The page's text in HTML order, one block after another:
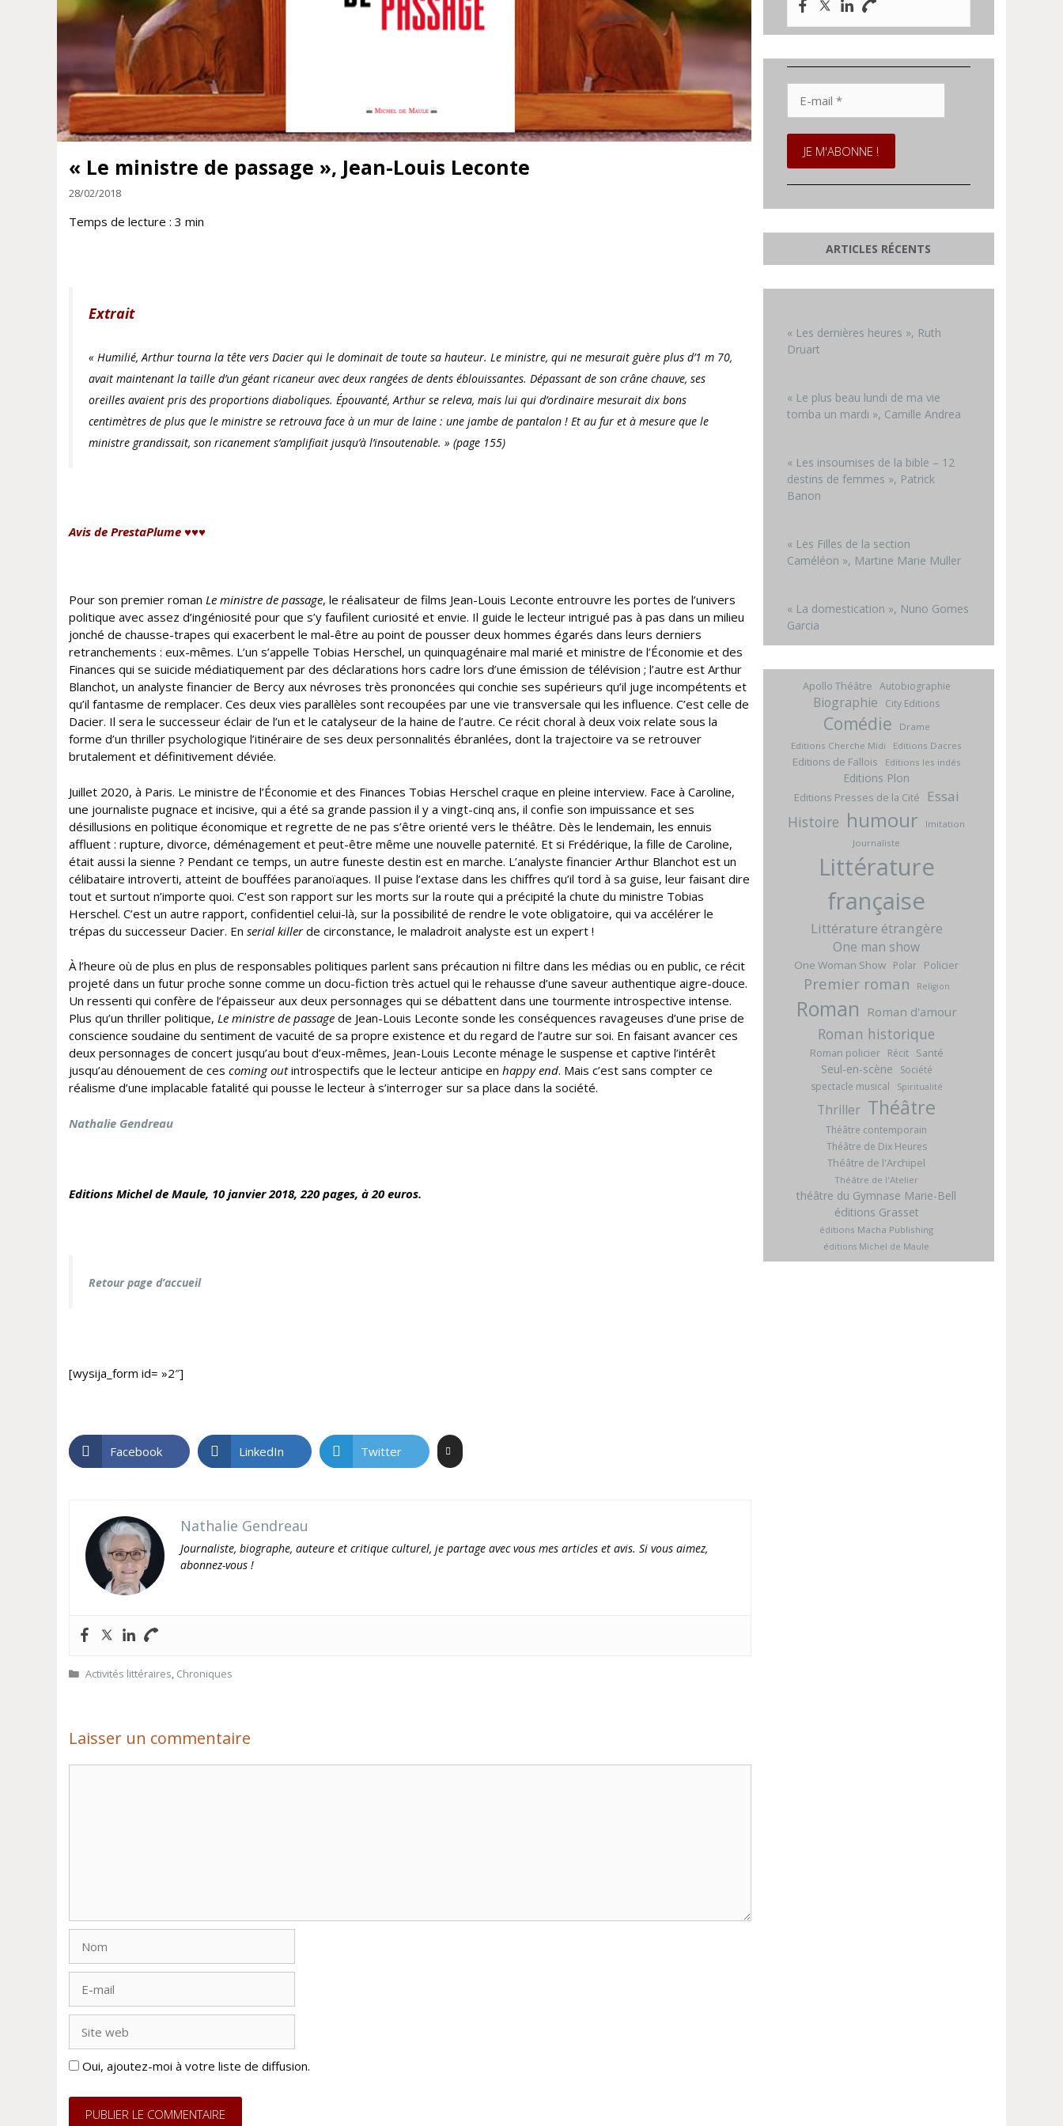
« Le ministre de passage », Jean-Louis Leconte
28/02/2018
Temps de lecture : 3 min
Extrait
« Humilié, Arthur tourna la tête vers Dacier qui le dominait de toute sa hauteur. Le ministre, qui ne mesurait guère plus d’1 m 70,
avait maintenant la taille d’un géant ricaneur avec deux rangées de dents éblouissantes. Dépassant de son crâne chauve, ses
oreilles avaient pris des proportions diaboliques. Épouvanté, Arthur se releva, mais lui qui d’ordinaire mesurait dix bons
centimètres de plus que le ministre se retrouva face à un mur de laine : une jambe de pantalon ! Et au fur et à mesure que le
ministre grandissait, son ricanement s’amplifiait jusqu’à l’insoutenable. » (page 155)
Avis de PrestaPlume ♥♥♥
Pour son premier roman Le ministre de passage, le réalisateur de films Jean-Louis Leconte entrouvre les portes de l’univers
politique avec assez d’ingéniosité pour que s’y faufilent curiosité et envie. Il guide le lecteur intrigué pas à pas dans un milieu
jonché de chausse-trapes qui exacerbent le mal-être au point de pousser deux hommes égarés dans leurs derniers
retranchements : eux-mêmes. L’un s’appelle Tobias Herschel, un quinquagénaire mal marié et ministre de l’Économie et des
Finances qui se suicide médiatiquement par des déclarations hors cadre lors d’une émission de télévision ; l’autre est Arthur
Blanchot, un analyste financier de Bercy aux névroses très prononcées qui conchie ses supérieurs qu’il juge incompétents et
qu’il fantasme de remplacer. Ces deux vies parallèles sont recoupées par une vie transversale qui les influence. C’est celle de
Dacier. Il sera le successeur éclair de l’un et le catalyseur de la haine de l’autre. Ce récit choral à deux voix relate sous la
forme d’un thriller psychologique l’itinéraire de ses deux personnalités ébranlées, dont la trajectoire va se retrouver
brutalement et définitivement déviée.
Juillet 2020, à Paris. Le ministre de l’Économie et des Finances Tobias Herschel craque en pleine interview. Face à Caroline,
une journaliste pugnace et incisive, qui a été sa grande passion il y a vingt-cinq ans, il confie son impuissance et ses
désillusions en politique économique et regrette de ne pas s’être orienté vers le théâtre. Dès le lendemain, les ennuis
affluent : rupture, divorce, déménagement et peut-être même une nouvelle paternité. Et si Frédérique, la fille de Caroline,
était aussi la sienne ? Pendant ce temps, un autre funeste destin est en marche. L’analyste financier Arthur Blanchot est un
célibataire introverti, atteint de bouffées paranoïaques. Il puise l’extase dans les chiffres qu’il tord à sa guise, leur faisant dire
tout et surtout n’importe quoi. C’est son rapport sur les morts sur la route qui a précipité la chute du ministre Tobias
Herschel. C’est un autre rapport, confidentiel celui-là, sur la possibilité de rendre le vote obligatoire, qui va accélérer le
trépas du successeur Dacier. En serial killerde circonstance, le maladroit analyste est un expert !
À l’heure où de plus en plus de responsables politiques parlent sans précaution ni filtre dans les médias ou en public, ce récit
projeté dans un futur proche sonne comme un docu-fiction très actuel qui le rehausse d’une saveur authentique aigre-douce.
Un ressenti qui confère de l’épaisseur aux deux personnages qui se débattent dans une tourmente introspective intense.
Plus qu’un thriller politique, Le ministre de passage de Jean-Louis Leconte sonde les conséquences ravageuses d’une prise de
conscience soudaine du sentiment de vacuité de sa propre existence et du regard de l’autre sur soi. En faisant avancer ces
deux personnages de concert jusqu’au bout d’eux-mêmes, Jean-Louis Leconte ménage le suspense et captive l’intérêt
jusqu’au dénouement de ces coming outintrospectifs que le lecteur anticipe en happy end. Mais c’est sans compter ce
réalisme d’une implacable fatalité qui pousse le lecteur à s’interroger sur sa place dans la société.
Nathalie Gendreau
Editions Michel de Maule, 10 janvier2018, 220 pages, à 20 euros.
Retour page d’accueil
[wysija_form id= »2″]
Facebook LinkedIn Twitter
Nathalie Gendreau
Journaliste, biographe, auteure et critique culturel, je partage avec vous mes articles et avis. Si vous aimez,
abonnez-vous !
Catégories
Activités littéraires, Chroniques
Laisser un commentaire
mail
web
Oui, ajoutez-moi à votre liste de diffusion.
mail
*
ARTICLES RÉCENTS
« Les dernières heures », Ruth
Druart
« Le plus beau lundi de ma vie
tomba un mardi », Camille Andrea
« Les insoumises de la bible – 12
destins de femmes », Patrick
Banon
« Les Filles de la section
Caméléon », Martine Marie Muller
« La domestication », Nuno Gomes
Garcia
Apollo Théâtre Autobiographie
Biographie City Editions
Comédie
Drame
Editions Cherche Midi
Editions Dacres
Editions de Fallois Editions les indés
Editions Plon
Editions Presses de la Cité Essai
Histoire humour
Imitation
Journaliste
Littérature
française
Littérature étrangère
One man show
One Woman Show Polar Policier
Premier roman Religion
Roman Roman d'amour
Roman historique
Roman policier Récit Santé
Seul-en-scène
Société
spectacle musical
Spiritualité
Thriller Théâtre
Théâtre contemporain
Théâtre de Dix Heures
Théâtre de l'Archipel
Théâtre de l'Atelier
théâtre du Gymnase Marie-Bell
éditions Grasset
éditions Macha Publishing
éditions Michel de Maule